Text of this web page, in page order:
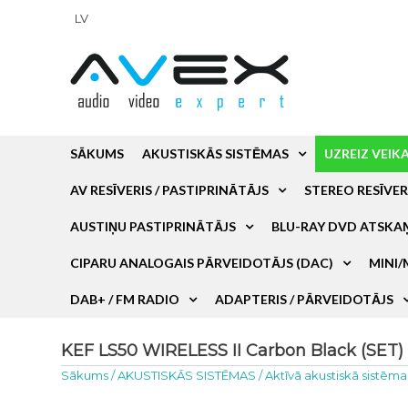
LV
SĀKUMS AKUSTISKĀS SISTĒMAS UZREIZ
AV RESĪVERIS / PASTIPRINĀTĀJS STEREO
AUSTIŅU PASTIPRINĀTĀJS BLU-RAY DVD
CIPARU ANALOGAIS PĀRVEIDOTĀJS (DAC) MINI/
DAB+ / FM RADIO ADAPTERIS / PĀRVEIDOTĀJS
KEF LS50 WIRELESS II Carbon Black
Sākums/AKUSTISKĀS SISTĒMAS /Aktīvā akustiskā sistēma